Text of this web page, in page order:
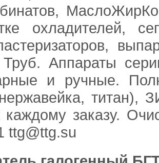
охладителей,
Труб. Аппараты
и ручные.
титан),
каждому заказу.
ttg@ttg.su